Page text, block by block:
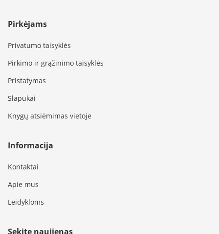
Pirkėjams
Privatumo taisyklės
Pirkimo ir grąžinimo taisyklės
Pristatymas
Slapukai
Knygų atsiėmimas vietoje
Informacija
Kontaktai
Apie mus
Leidykloms
Sekite naujienas